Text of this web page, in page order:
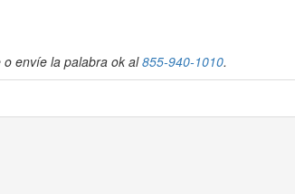
envíe la palabra ok al855-940-1010.